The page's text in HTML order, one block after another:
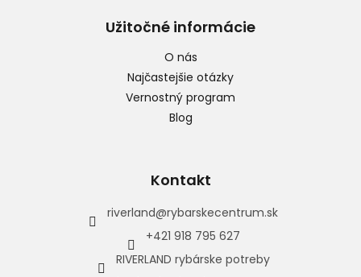
Užitočné informácie
O nás
Najčastejšie otázky
Vernostný program
Blog
Kontakt
riverland@rybarskecentrum.sk
+421 918 795 627
RIVERLAND rybárske potreby